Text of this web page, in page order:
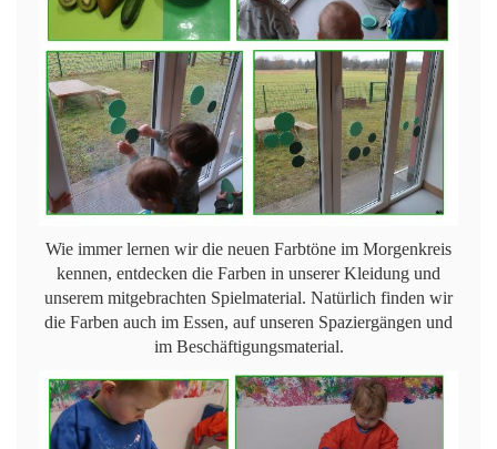
Wie immer lernen wir die neuen Farbtöne im Morgenkreis
kennen, entdecken die Farben in unserer Kleidung und
unserem mitgebrachten Spielmaterial. Natürlich finden wir
die Farben auch im Essen, auf unseren Spaziergängen und
im Beschäftigungsmaterial.